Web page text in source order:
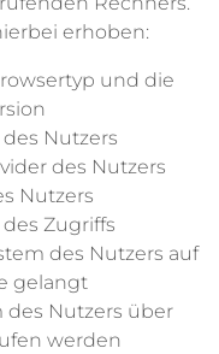
erhoben:
und die
Nutzers
des Nutzers
Nutzers
Zugriffs
des Nutzers auf
gelangt
des Nutzers über
werden